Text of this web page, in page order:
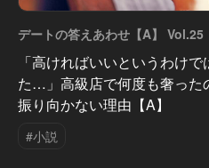
デートの答えあわせ【A】 Vol.25
「高ければいいというわけで
た…」高級店で何度も奢った
振り向かない理由【A】
#小説